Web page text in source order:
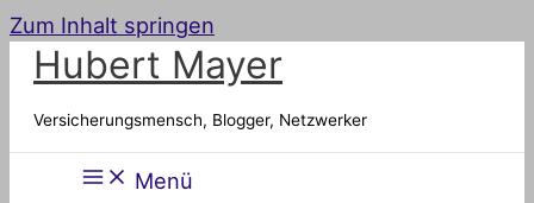
Zum Inhalt springen
Hubert Mayer
Versicherungsmensch, Blogger, Netzwerker
Menü